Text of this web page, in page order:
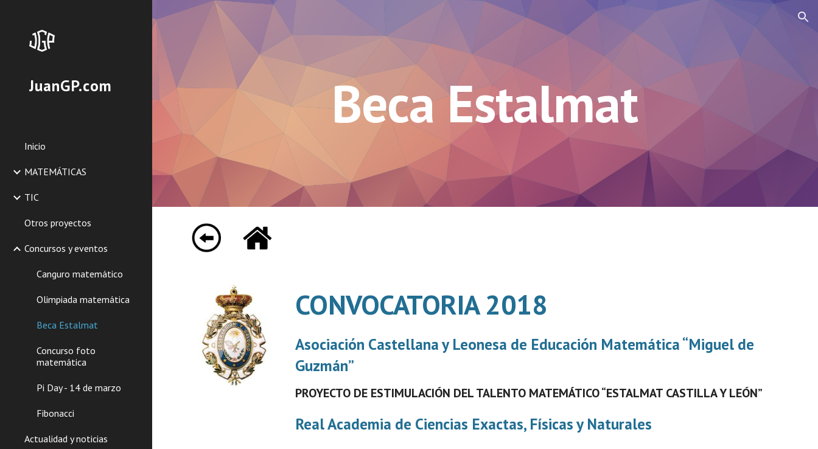
Skip to main content Skip to navigation
JuanGP.com
Inicio
MATEMÁTICAS
TIC
Otros proyectos
Concursos y eventos
Canguro matemático
Olimpiada matemática
Beca Estalmat
Concurso foto
matemática
Pi Day - 14 de marzo
Fibonacci
Actualidad y noticias
Beca Estalmat
CONVOCATORIA 2018
Asociación Castellana y Leonesa de Educación Matemática “Miguel de
Guzmán”
PROYECTO DE ESTIMULACIÓN DEL TALENTO MATEMÁTICO “ESTALMAT CASTILLA Y LEÓN”
Real Academia de Ciencias Exactas, Físicas y Naturales